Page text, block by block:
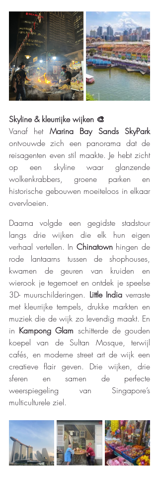
Skyline & kleurrijke wijken 🎨
Vanaf het Marina Bay Sands SkyPark
ontvouwde zich een panorama dat de
reisagenten even stil maakte. Je hebt zicht
op een skyline waar glanzende
wolkenkrabbers, groene parken en
historische gebouwen moeiteloos in elkaar
overvloeien.
Daarna volgde een gegidste stadstour
langs drie wijken die elk hun eigen
verhaal vertellen. In Chinatown hingen de
rode lantaarns tussen de shophouses,
kwamen de geuren van kruiden en
wierook je tegemoet en ontdek je speelse
3D- muurschilderingen. Little India verraste
met kleurrijke tempels, drukke markten en
muziek die de wijk zo levendig maakt. En
in Kampong Glam schitterde de gouden
koepel van de Sultan Mosque, terwijl
cafés, en moderne street art de wijk een
creatieve flair geven. Drie wijken, drie
sferen en samen de perfecte
weerspiegeling van Singapore’s
multiculturele ziel.